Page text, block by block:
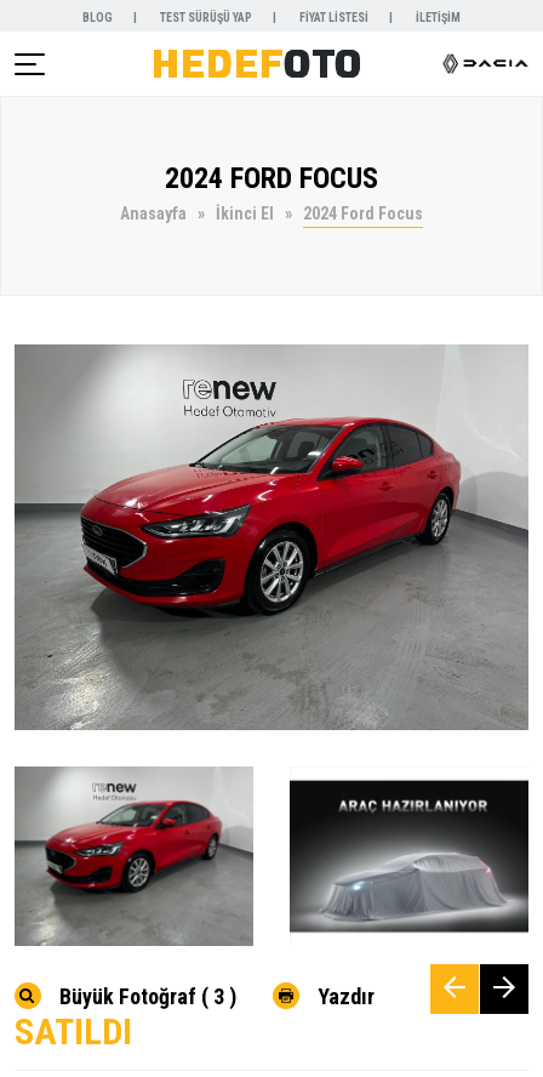
BLOG TEST SÜRÜŞÜ YAP FİYAT LİSTESİ İLETİŞİM
2024 FORD FOCUS
Anasayfa İkinci El 2024 Ford Focus
Büyük Fotoğraf ( 3 ) Yazdır
SATILDI